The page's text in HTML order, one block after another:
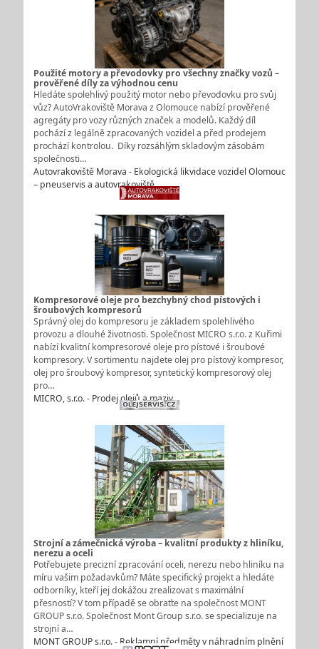
Použité motory a převodovky pro všechny značky vozů –
prověřené díly za výhodnou cenu
Hledáte spolehlivý použitý motor nebo převodovku pro svůj
vůz? AutoVrakoviště Morava z Olomouce nabízí prověřené
agregáty pro vozy různých značek a modelů. Každý díl
pochází z legálně zpracovaných vozidel a před prodejem
prochází kontrolou. Díky rozsáhlým skladovým zásobám
společnosti…
Autovrakoviště Morava - Ekologická likvidace vozidel Olomouc
– pneuservis a autovrakoviště
Kompresorové oleje pro bezchybný chod pístových i
šroubových kompresorů
Správný olej do kompresoru je základem spolehlivého
provozu a dlouhé životnosti. Společnost MICRO s.r.o. z Kuřimi
nabízí kvalitní kompresorové oleje pro pístové i šroubové
kompresory. V sortimentu najdete olej pro pístový kompresor,
olej pro šroubový kompresor, syntetický kompresorový olej
pro…
MICRO, s.r.o. - Prodej olejů a maziv
Strojní a zámečnická výroba – kvalitní produkty z hliníku,
nerezu a oceli
Potřebujete precizní zpracování oceli, nerezu nebo hliníku na
míru vašim požadavkům? Máte specifický projekt a hledáte
odborníky, kteří jej dokážou zrealizovat s maximální
přesností? V tom případě se obraťte na společnost MONT
GROUP s.r.o. Společnost Mont Group s.r.o. se specializuje na
strojní a…
MONT GROUP s.r.o. - Reklamní předměty v náhradním plnění